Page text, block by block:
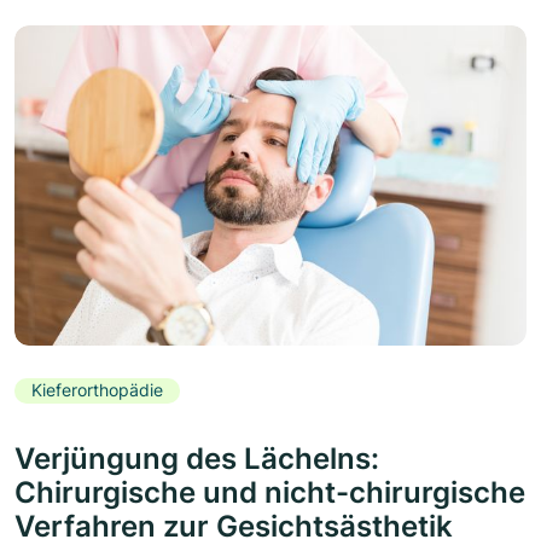
Kieferorthopädie
Verjüngung des Lächelns:
Chirurgische und nicht-chirurgische
Verfahren zur Gesichtsästhetik